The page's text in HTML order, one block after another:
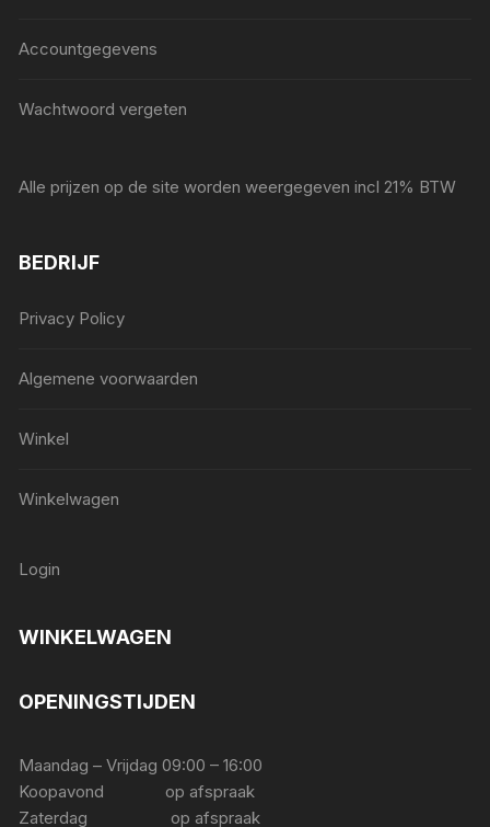
Accountgegevens
Wachtwoord vergeten
Alle prijzen op de site worden weergegeven incl 21% BTW
BEDRIJF
Privacy Policy
Algemene voorwaarden
Winkel
Winkelwagen
Login
WINKELWAGEN
OPENINGSTIJDEN
Maandag – Vrijdag 09:00 – 16:00
Koopavond op afspraak
Zaterdag op afspraak